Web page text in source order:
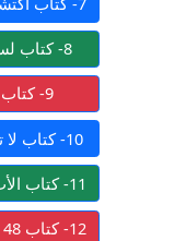
8- كتاب لست آسفة للكاتب نجلاء حسن
9- كتاب لج للكاتب اسامة المسلم
10- كتاب لا تتنازل أبداً للكاتب كريس فوس